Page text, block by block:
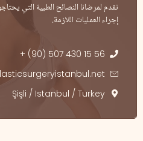
نقدم لمرضانا النصائح الطبية التي
إجراء العمليات اللازمة.
+ (90) 507 430 15 56
Şişli / Istanbul / Turkey